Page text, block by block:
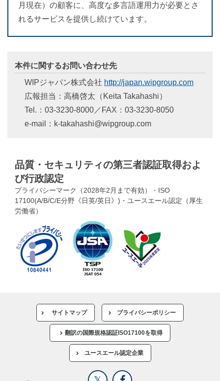
月現在）の顧客に、高度な多言語運用力が必要とさ
れるサービスを提供し続けています。
本件に関するお問い合わせ先
WIPジャパン株式会社 http://japan.wipgroup.com
広報担当：高橋啓太（Keita Takahashi）
Tel.：03-3230-8000／FAX：03-3230-8050
e-mail：k-takahashi@wipgroup.com
品質・セキュリティの第三者認証取得およ
び行政認定
プライバシーマーク（2028年2月まで有効）・ISO
17100(A/B/C/E分野《日英/英日》)・ユースエール認定（厚生
労働省）
サイトマップ プライバシーポリシー
翻訳の国際規格認証ISO17100を取得
ユースエール認定企業